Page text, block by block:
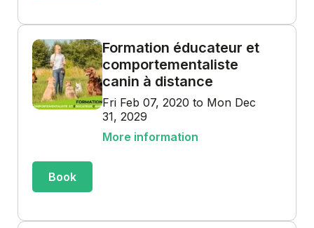
Formation éducateur et
comportementaliste
canin à distance
Fri Feb 07, 2020 to Mon Dec
31, 2029
More information
Book